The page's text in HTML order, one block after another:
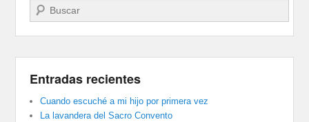
Buscar
Entradas recientes
Cuando escuché a mi hijo por primera vez
La lavandera del Sacro Convento